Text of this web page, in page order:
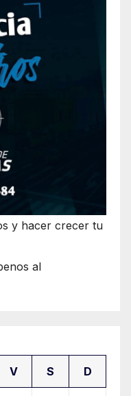
y hacer crecer tu
al
V S D